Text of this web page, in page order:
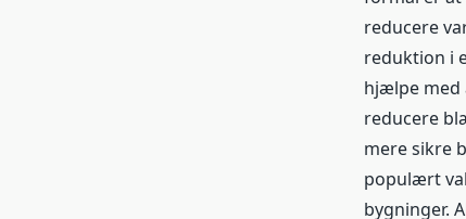
reducere
reduktion i
hjælpe med
reducere
mere sikre
populært
bygninger.